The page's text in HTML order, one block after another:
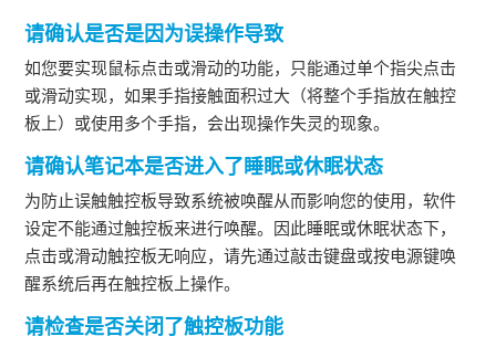
请确认是否是因为误操作导致
如您要实现鼠标点击或滑动的功能，只能通过单个指尖点击
或滑动实现，如果手指接触面积过大（将整个手指放在触控
板上）或使用多个手指，会出现操作失灵的现象。
请确认笔记本是否进入了睡眠或休眠状态
为防止误触触控板导致系统被唤醒从而影响您的使用，软件
设定不能通过触控板来进行唤醒。因此睡眠或休眠状态下，
点击或滑动触控板无响应，请先通过敲击键盘或按电源键唤
醒系统后再在触控板上操作。
请检查是否关闭了触控板功能